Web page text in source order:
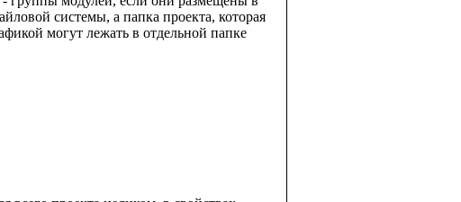
системы, а папка проекта, которая
могут лежать в отдельной папке